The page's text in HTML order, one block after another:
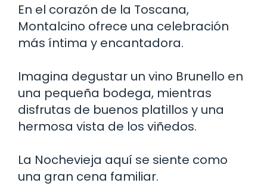
En el corazón de la Toscana,
Montalcino ofrece una celebración
más íntima y encantadora.
Imagina degustar un vino Brunello en
una pequeña bodega, mientras
disfrutas de buenos platillos y una
hermosa vista de los viñedos.
La Nochevieja aquí se siente como
una gran cena familiar.